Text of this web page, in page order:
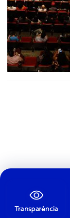
Transparência